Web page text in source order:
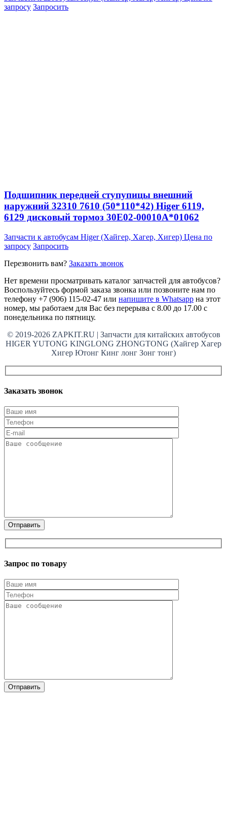
запросу Запросить
Подшипник передней ступупицы внешний
наружний 32310 7610 (50*110*42) Higer 6119,
6129 дисковый тормоз 30E02-00010A*01062
Запчасти к автобусам Higer (Хайгер, Хагер, Хигер) Цена по
запросу Запросить
Перезвонить вам? Заказать звонок
Нет времени просматривать каталог запчастей для автобусов?
Воспользуйтесь формой заказа звонка или позвоните нам по
телефону +7 (906) 115-02-47 или напишите в Whatsapp на этот
номер, мы работаем для Вас без перерыва с 8.00 до 17.00 с
понедельника по пятницу.
© 2019-2026 ZAPKIT.RU | Запчасти для китайских автобусов
HIGER YUTONG KINGLONG ZHONGTONG (Хайгер Хагер
Хигер Ютонг Кинг лонг Зонг тонг)
Заказать звонок
Запрос по товару